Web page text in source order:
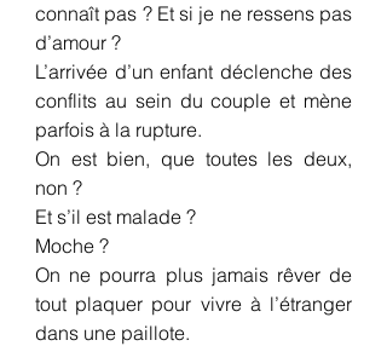
connaît pas ? Et si je ne ressens pas
d’amour ?
L’arrivée d’un enfant déclenche des
conflits au sein du couple et mène
parfois à la rupture.
On est bien, que toutes les deux,
non ?
Et s’il est malade ?
Moche ?
On ne pourra plus jamais rêver de
tout plaquer pour vivre à l’étranger
dans une paillote.